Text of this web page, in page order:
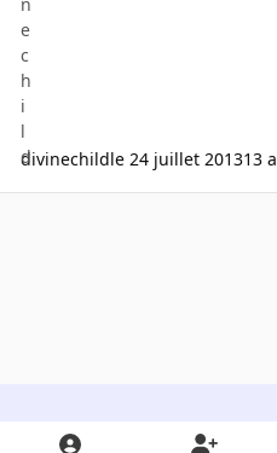
divinechildle 24 juillet 201313 a